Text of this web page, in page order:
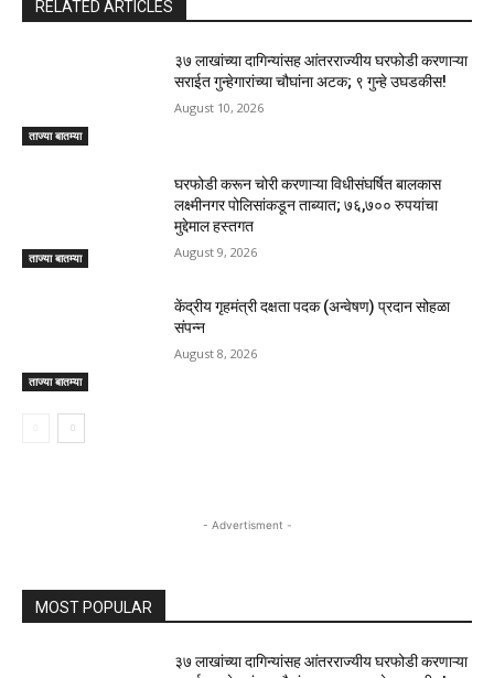
RELATED ARTICLES
ताज्या बातम्या
३७ लाखांच्या दागिन्यांसह आंतरराज्यीय घरफोडी करणाऱ्या
सराईत गुन्हेगारांच्या चौघांना अटक; ९ गुन्हे उघडकीस!
August 10, 2026
ताज्या बातम्या
घरफोडी करून चोरी करणाऱ्या विधीसंघर्षित बालकास
लक्ष्मीनगर पोलिसांकडून ताब्यात; ७६,७०० रुपयांचा
मुद्देमाल हस्तगत
August 9, 2026
ताज्या बातम्या
केंद्रीय गृहमंत्री दक्षता पदक (अन्वेषण) प्रदान सोहळा
संपन्न
August 8, 2026
- Advertisment -
MOST POPULAR
३७ लाखांच्या दागिन्यांसह आंतरराज्यीय घरफोडी करणाऱ्या